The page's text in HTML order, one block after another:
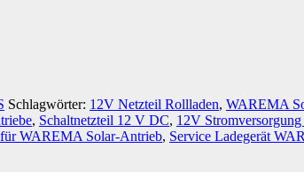
Schlagwörter: 12V Netzteil Rollladen, WAREMA
, Schaltnetzteil 12 V DC, 12V
WAREMA Solar-Antrieb, Service Ladegerät